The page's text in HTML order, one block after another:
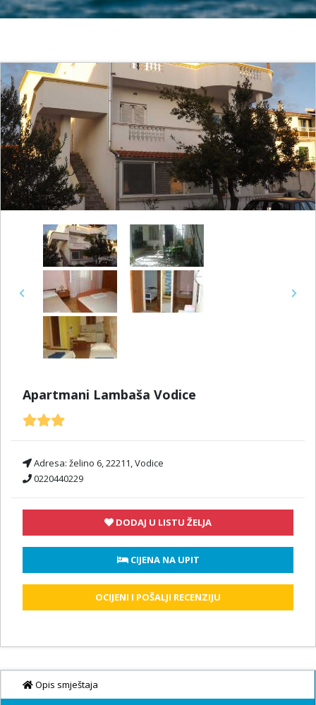
Previous Next
Apartmani Lambaša Vodice
Adresa: želino 6, 22211, Vodice
0220440229
DODAJ U LISTU ŽELJA
CIJENA NA UPIT
OCIJENI I POŠALJI RECENZIJU
Opis smještaja